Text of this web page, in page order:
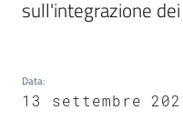
Progetti
Seguici
sull'integrazione
Data:
13 settembre